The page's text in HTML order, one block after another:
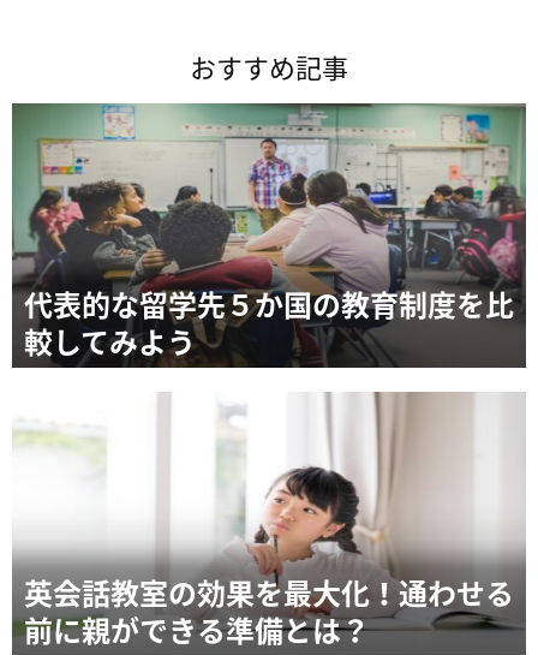
おすすめ記事
代表的な留学先５か国の教育制度を比
較してみよう
英会話教室の効果を最大化！通わせる
前に親ができる準備とは？